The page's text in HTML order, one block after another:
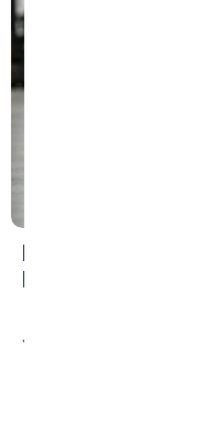
Errores que Debes
Lesión Laboral
July 22, 2026